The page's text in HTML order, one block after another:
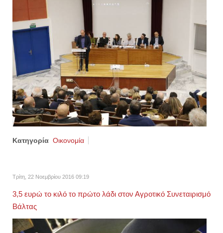
Κατηγορία Οικονομία
Τρίτη, 22 Νοεμβρίου 2016 09:19
3,5 ευρώ το κιλό το πρώτο λάδι στον Αγροτικό Συνεταιρισμό
Βάλτας